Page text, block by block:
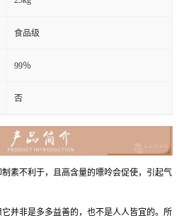
食品级
99％
否
素不利于，且高含量的嘌呤会促使，引起气
并非是多多益善的，也不是人人皆宜的。所